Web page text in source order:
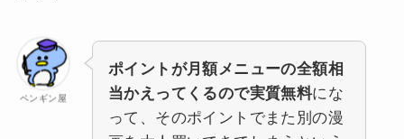
ペンギン屋
ポイントが月額メニューの全額相
当かえってくるので実質無料にな
って、そのポイントでまた別の漫